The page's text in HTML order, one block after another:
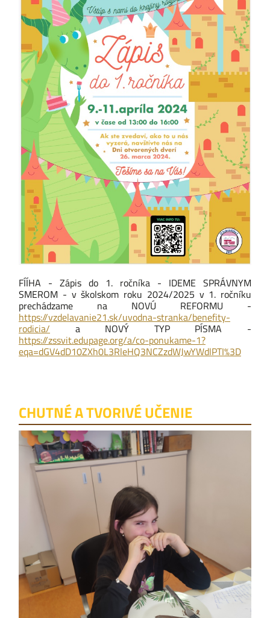
FÍÍHA - Zápis do 1. ročníka - IDEME SPRÁVNYM
SMEROM - v školskom roku 2024/2025 v 1. ročníku
prechádzame na NOVÚ REFORMU -
https://vzdelavanie21.sk/uvodna-stranka/benefity-
rodicia/ a NOVÝ TYP PÍSMA -
https://zssvit.edupage.org/a/co-ponukame-1?
eqa=dGV4dD10ZXh0L3RleHQ3NCZzdWJwYWdlPTI%3D
CHUTNÉ A TVORIVÉ UČENIE